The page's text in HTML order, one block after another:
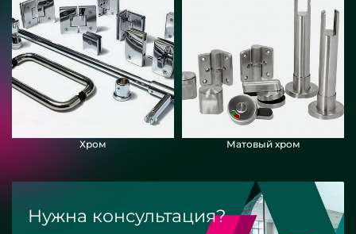
Хром Матовый хром
Нужна консультация?